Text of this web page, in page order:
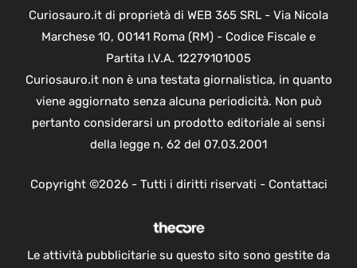
Curiosauro.it di proprietà di WEB 365 SRL - Via Nicola
Marchese 10, 00141 Roma (RM) - Codice Fiscale e
Partita I.V.A. 12279101005
Curiosauro.it non è una testata giornalistica, in quanto
viene aggiornato senza alcuna periodicità. Non può
pertanto considerarsi un prodotto editoriale ai sensi
della legge n. 62 del 07.03.2001
Copyright ©2026 - Tutti i diritti riservati - Contattaci
Le attività pubblicitarie su questo sito sono gestite da